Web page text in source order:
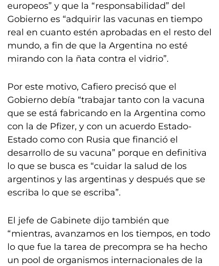
europeos” y que la “responsabilidad” del
Gobierno es “adquirir las vacunas en tiempo
real en cuanto estén aprobadas en el resto del
mundo, a fin de que la Argentina no esté
mirando con la ñata contra el vidrio”.
Por este motivo, Cafiero precisó que el
Gobierno debía “trabajar tanto con la vacuna
que se está fabricando en la Argentina como
con la de Pfizer, y con un acuerdo Estado-
Estado como con Rusia que financió el
desarrollo de su vacuna” porque en definitiva
lo que se busca es “cuidar la salud de los
argentinos y las argentinas y después que se
escriba lo que se escriba”.
El jefe de Gabinete dijo también que
“mientras, avanzamos en los tiempos, en todo
lo que fue la tarea de precompra se ha hecho
un pool de organismos internacionales de la